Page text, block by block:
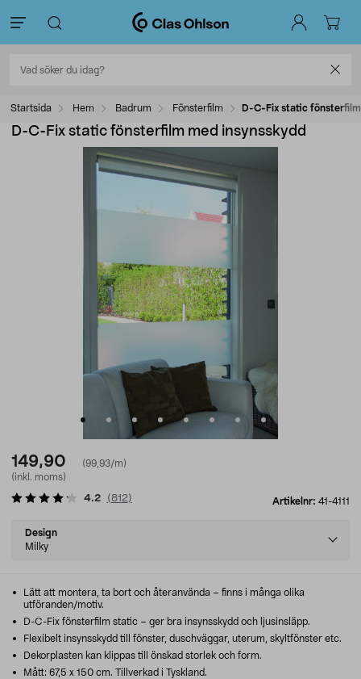
Startsida Hem Badrum Fönsterfilm D-C-Fix static
D-C-Fix static fönsterfilm med insynsskydd
149,90
(99,93/m)
(inkl. moms)
Artikelnr: 41-4111
4.2 (812)
Select
variant
Design
Milky
Lätt att montera, ta bort och återanvända – finns i många olika
utföranden/motiv.
D-C-Fix fönsterfilm static – ger bra insynsskydd och ljusinsläpp.
Flexibelt insynsskydd till fönster, duschväggar, uterum, skyltfönster etc.
Dekorplasten kan klippas till önskad storlek och form.
Mått: 67,5 x 150 cm. Tillverkad i Tyskland.